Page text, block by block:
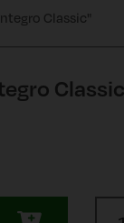
Classic"